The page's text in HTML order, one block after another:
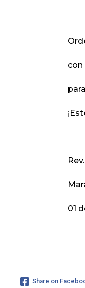
con
01
Share on